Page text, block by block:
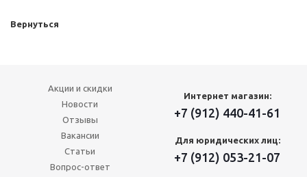
Вернуться
Акции и скидки
Новости
Отзывы
Вакансии
Статьи
Вопрос-ответ
Интернет магазин:
+7 (912) 440-41-61
Для юридических лиц:
+7 (912) 053-21-07